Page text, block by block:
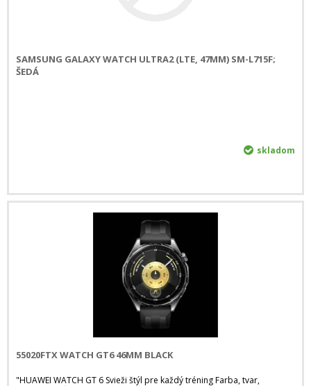
SAMSUNG GALAXY WATCH ULTRA2 (LTE, 47MM) SM-L715F;
ŠEDÁ
skladom
55020FTX WATCH GT6 46MM BLACK
"HUAWEI WATCH GT 6 Svieži štýl pre každý tréning Farba, tvar,